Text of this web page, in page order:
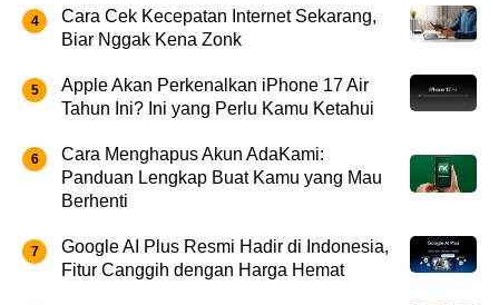
Cara Cek Kecepatan Internet Sekarang,
Biar Nggak Kena Zonk
Apple Akan Perkenalkan iPhone 17 Air
Tahun Ini? Ini yang Perlu Kamu Ketahui
Cara Menghapus Akun AdaKami:
Panduan Lengkap Buat Kamu yang Mau
Berhenti
Google AI Plus Resmi Hadir di Indonesia,
Fitur Canggih dengan Harga Hemat